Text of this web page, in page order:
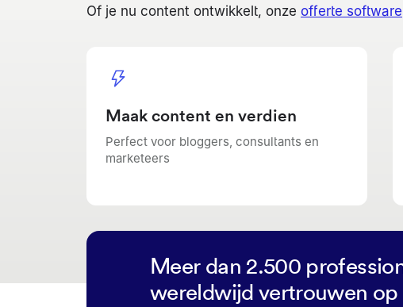
Of je nu content ontwikkelt, onze offerte software
Maak content en verdien
Perfect voor bloggers, consultants en
marketeers
Meer dan 2.500
wereldwijd vertrouwen